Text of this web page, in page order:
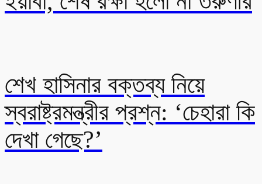
শেখ হাসিনার বক্তব্য নিয়ে
স্বরাষ্ট্রমন্ত্রীর প্রশ্ন: ‘চেহারা কি
দেখা গেছে?’